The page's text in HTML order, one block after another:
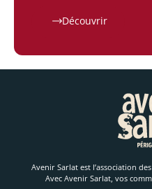
Découvrir
Avenir Sarlat est l’association
Avec Avenir Sarlat, vos